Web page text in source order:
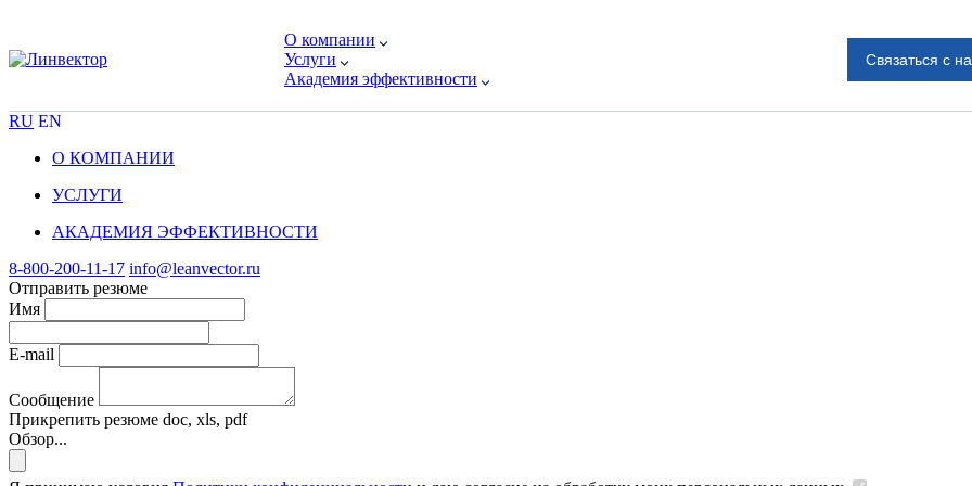
О компании
Услуги
Академия эффективности
Связаться с
RU EN
О КОМПАНИИ
УСЛУГИ
АКАДЕМИЯ ЭФФЕКТИВНОСТИ
8-800-200-11-17 info@leanvector.ru
Отправить резюме
Имя
E-mail
Сообщение
Прикрепить резюме doc, xls, pdf
Обзор...